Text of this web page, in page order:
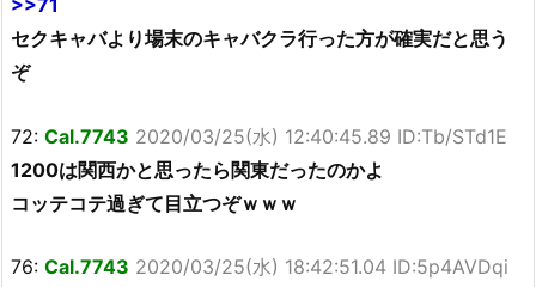
>>71
セクキャバより場末のキャバクラ行った方が確実だと思う
ぞ
72: Cal.7743 2020/03/25(水) 12:40:45.89 ID:Tb/STd1E
1200は関西かと思ったら関東だったのかよ
コッテコテ過ぎて目立つぞｗｗｗ
76: Cal.7743 2020/03/25(水) 18:42:51.04 ID:5p4AVDqi